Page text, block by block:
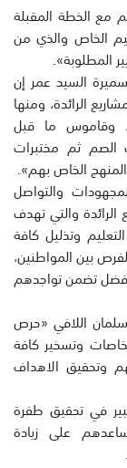
مع الخطة المقبلة
الخاص والذي من
المطلوبة».
السيد عمر إن
الرائدة، ومنها
وقاموس ما قبل
الصم ثم مختبرات
الخاص بهم».
والتواصل
الرائدة والتي تهدف
وتذليل كافة
بين المواطنين،
تضمن تواجدهم
سلمان اللافي «حرص
وتسخير كافة
وتحقيق الاهداف
في تحقيق طفرة
على زيادة